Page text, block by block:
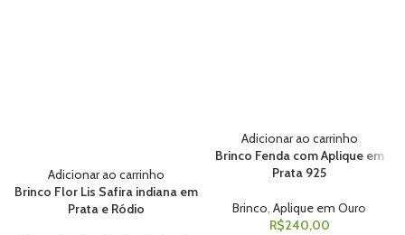
Adicionar ao carrinho
Brinco Flor Lis Safira indiana em
Prata e Ródio
Adicionar ao carrinho
Brinco Fenda com Aplique em
Prata 925
Brinco, Aplique em Ouro
R$240,00